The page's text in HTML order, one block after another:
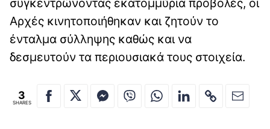
Αρχές κινητοποιήθηκαν και ζητούν το
ένταλμα σύλληψης καθώς και να
δεσμευτούν τα περιουσιακά τους στοιχεία.
3
SHARES